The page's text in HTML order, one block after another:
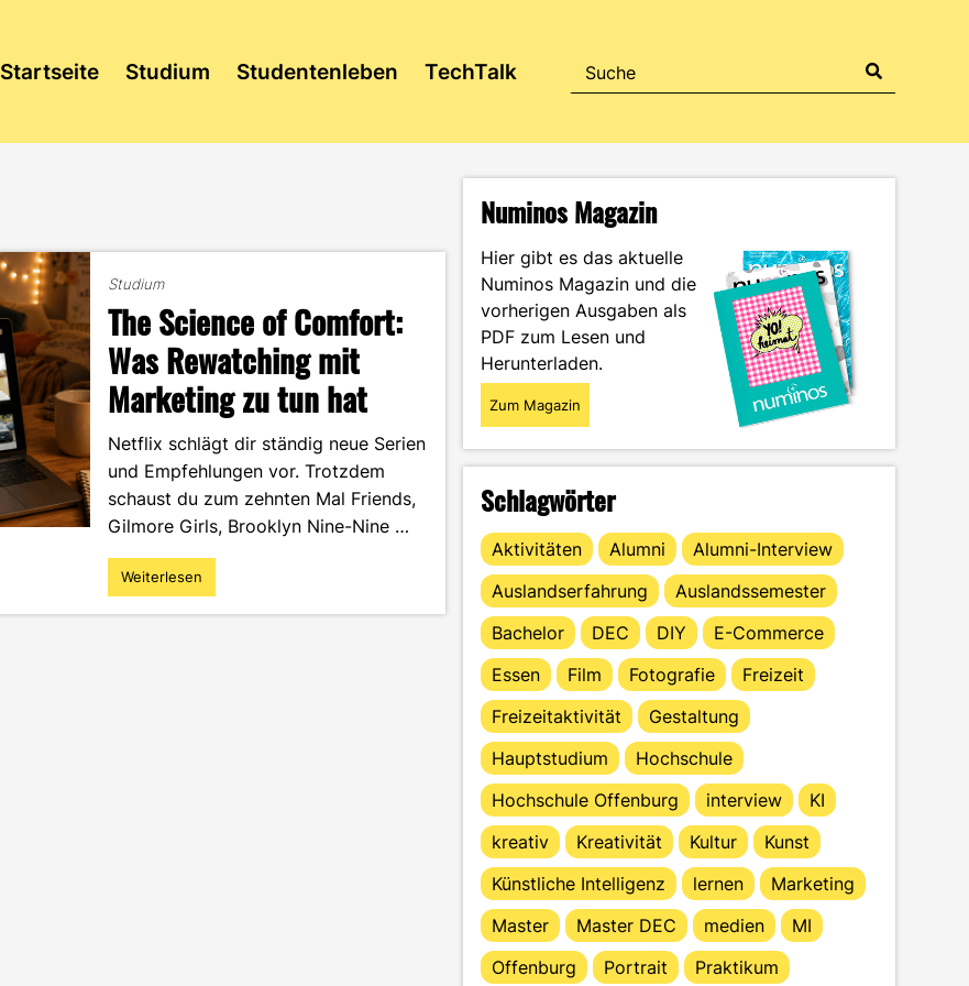
Startseite Studium Studentenleben TechTalk
Studium
The Science of Comfort:
Was Rewatching mit
Marketing zu tun hat
Netflix schlägt dir ständig neue Serien
und Empfehlungen vor. Trotzdem
schaust du zum zehnten Mal Friends,
Gilmore Girls, Brooklyn Nine-Nine …
"The
Science
Weiterlesen
Numinos Magazin
Hier gibt es das aktuelle
Numinos Magazin und die
vorherigen Ausgaben als
PDF zum Lesen und
Herunterladen.
Zum Magazin
Schlagwörter
Aktivitäten Alumni
Alumni-Interview
Auslandserfahrung
Auslandssemester
Bachelor
DEC DIY
E-Commerce
Essen
Film Fotografie
Freizeit
Freizeitaktivität
Gestaltung
Hauptstudium
Hochschule
Hochschule Offenburg
interview
KI
kreativ
Kreativität Kultur
Kunst
Künstliche Intelligenz
lernen
Marketing
Master
Master DEC medien
MI
Offenburg
Portrait
Praktikum